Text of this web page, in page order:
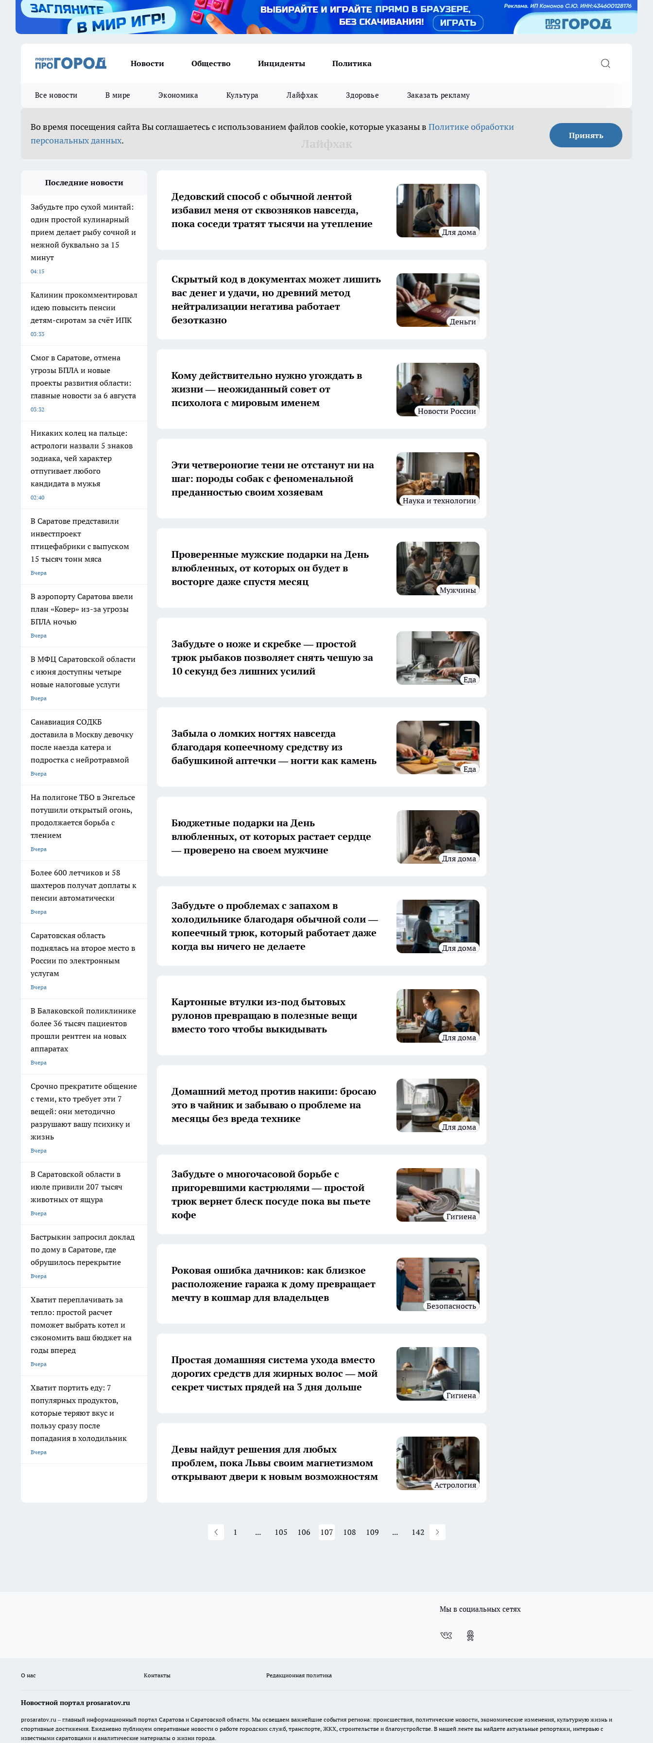
Новости Общество Инциденты Политика
Все новости В мире Экономика Культура Лайфхак Здоровье Заказать рекламу
Во время посещения сайта Вы соглашаетесь с использованием файлов cookie, которые указаны в Политике обработки
персональных данных. Принять
Последние новости
Забудьте про сухой минтай:
один простой кулинарный
прием делает рыбу сочной и
нежной буквально за 15
минут
04:15
Калинин прокомментировал
идею повысить пенсии
детям-сиротам за счёт ИПК
03:33
Смог в Саратове, отмена
угрозы БПЛА и новые
проекты развития области:
главные новости за 6 августа
03:32
Никаких колец на пальце:
астрологи назвали 5 знаков
зодиака, чей характер
отпугивает любого
кандидата в мужья
02:40
В Саратове представили
инвестпроект
птицефабрики с выпуском
15 тысяч тонн мяса
Вчера
В аэропорту Саратова ввели
план «Ковер» из-за угрозы
БПЛА ночью
Вчера
В МФЦ Саратовской области
с июня доступны четыре
новые налоговые услуги
Вчера
Санавиация СОДКБ
доставила в Москву девочку
после наезда катера и
подростка с нейротравмой
Вчера
На полигоне ТБО в Энгельсе
потушили открытый огонь,
продолжается борьба с
тлением
Вчера
Более 600 летчиков и 58
шахтеров получат доплаты к
пенсии автоматически
Вчера
Саратовская область
поднялась на второе место в
России по электронным
услугам
Вчера
В Балаковской поликлинике
более 36 тысяч пациентов
прошли рентген на новых
аппаратах
Вчера
Срочно прекратите общение
с теми, кто требует эти 7
вещей: они методично
разрушают вашу психику и
жизнь
Вчера
В Саратовской области в
июле привили 207 тысяч
животных от ящура
Вчера
Бастрыкин запросил доклад
по дому в Саратове, где
обрушилось перекрытие
Вчера
Хватит переплачивать за
тепло: простой расчет
поможет выбрать котел и
сэкономить ваш бюджет на
годы вперед
Вчера
Хватит портить еду: 7
популярных продуктов,
которые теряют вкус и
пользу сразу после
попадания в холодильник
Вчера
Дедовский способ с обычной лентой
избавил меня от сквозняков навсегда,
пока соседи тратят тысячи на утепление
Для дома
Скрытый код в документах может лишить
вас денег и удачи, но древний метод
нейтрализации негатива работает
безотказно
Деньги
Кому действительно нужно угождать в
жизни — неожиданный совет от
психолога с мировым именем
Новости России
Эти четвероногие тени не отстанут ни на
шаг: породы собак с феноменальной
преданностью своим хозяевам
Наука и технологии
Проверенные мужские подарки на День
влюбленных, от которых он будет в
восторге даже спустя месяц
Мужчины
Забудьте о ноже и скребке — простой
трюк рыбаков позволяет снять чешую за
10 секунд без лишних усилий
Еда
Забыла о ломких ногтях навсегда
благодаря копеечному средству из
бабушкиной аптечки — ногти как камень
Еда
Бюджетные подарки на День
влюбленных, от которых растает сердце
— проверено на своем мужчине
Для дома
Забудьте о проблемах с запахом в
холодильнике благодаря обычной соли —
копеечный трюк, который работает даже
когда вы ничего не делаете
Для дома
Картонные втулки из-под бытовых
рулонов превращаю в полезные вещи
вместо того чтобы выкидывать
Для дома
Домашний метод против накипи: бросаю
это в чайник и забываю о проблеме на
месяцы без вреда технике
Для дома
Забудьте о многочасовой борьбе с
пригоревшими кастрюлями — простой
трюк вернет блеск посуде пока вы пьете
кофе
гигиена
Роковая ошибка дачников: как близкое
расположение гаража к дому превращает
мечту в кошмар для владельцев
Безопасность
Простая домашняя система ухода вместо
дорогих средств для жирных волос — мой
секрет чистых прядей на 3 дня дольше
гигиена
Девы найдут решения для любых
проблем, пока Львы своим магнетизмом
открывают двери к новым возможностям
Астрология
1 ... 105 106 107 108 109 ... 142
Мы в социальных сетях
О нас Контакты Редакционная политика
Новостной портал prosaratov.ru
prosaratov.ru – главный информационный портал Саратова и Саратовской области. Мы освещаем важнейшие события региона: происшествия, политические новости, экономические изменения, культурную жизнь и
спортивные достижения. Ежедневно публикуем оперативные новости о работе городских служб, транспорте, ЖКХ, строительстве и благоустройстве. В нашей ленте вы найдете актуальные репортажи, интервью с
известными саратовцами и аналитические материалы о жизни города.